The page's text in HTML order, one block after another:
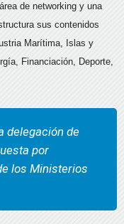
de networking y una
sus contenidos
Marítima, Islas y
Financiación, Deporte,
delegación de
por
los Ministerios